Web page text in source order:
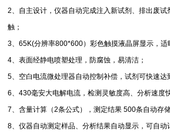
2、自主设计，仪器自动完成注入新试剂、排出废
触；
3、65K(分辨率800*600）彩色触摸液晶屏显示，适
4、表面经静电喷塑处理，防腐蚀，易清洁；
5、空白电流微处理器自动控制补偿，试剂可快速达
6、430毫安大电解电流，检测灵敏度高、分析速度
7、含量计算（2条公式），测定结果 500条自动存
8、仪器自动测定样品、分析结果自动显示，可自动